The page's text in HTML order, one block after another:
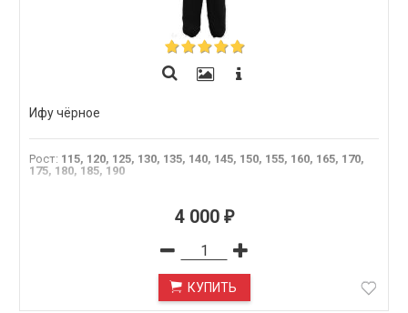
Ифу чёрное
Рост: 115, 120, 125, 130, 135, 140, 145, 150, 155, 160, 165, 170,
175, 180, 185, 190
4 000 ₽
КУПИТЬ